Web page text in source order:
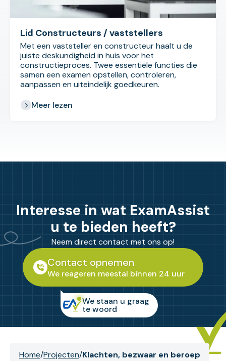
Lid Constructeurs / vaststellers
Met een vaststeller en constructeur haalt u de
juiste deskundigheid in huis voor het
constructieproces. Twee essentiële functies die
samen een examen opstellen, controleren,
aanpassen en uiteindelijk goedkeuren.
Meer lezen
Interesse in wat ExamAssist
u te bieden heeft?
Neem direct contact met ons op!
Contact opnemen
We reageren meestal binnen 24 uur
We staan u graag
te woord
Home/Projecten/Klachten, bezwaar en beroep